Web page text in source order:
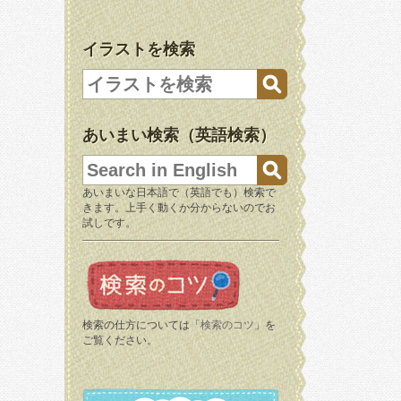
イラストを検索
あいまい検索（英語検索）
あいまいな日本語で（英語でも）検索で
きます。上手く動くか分からないのでお
試しです。
検索の仕方については「 検索のコツ 」を
ご覧ください。